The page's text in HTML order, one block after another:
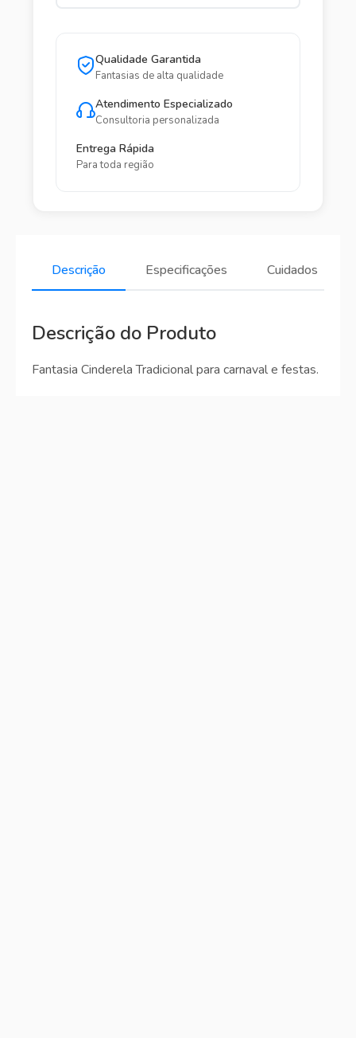
Qualidade Garantida
Fantasias de alta qualidade
Atendimento Especializado
Consultoria personalizada
Entrega Rápida
Para toda região
Descrição Especificações Cuidados
Descrição do Produto
Fantasia Cinderela Tradicional para carnaval e festas.